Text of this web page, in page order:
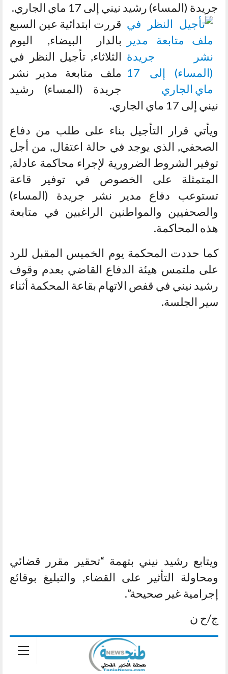
جريدة (المساء) رشيد نيني إلى 17 ماي الجاري.
قررت ابتدائية عين السبع
بالدار البيضاء, اليوم
الثلاثاء, تأجيل النظر في
ملف متابعة مدير نشر
جريدة (المساء) رشيد
نيني إلى 17 ماي الجاري.
ويأتي قرار التأجيل بناء على طلب من دفاع
الصحفي, الذي يوجد في حالة اعتقال, من أجل
توفير الشروط الضرورية لإجراء محاكمة عادلة,
المتمثلة على الخصوص في توفير قاعة
تستوعب دفاع مدير نشر جريدة (المساء)
والصحفيين والمواطنين الراغبين في متابعة
هذه المحاكمة.
كما حددت المحكمة يوم الخميس المقبل للرد
على ملتمس هيئة الدفاع القاضي بعدم وقوف
رشيد نيني في قفص الاتهام بقاعة المحكمة أثناء
سير الجلسة.
ويتابع رشيد نيني بتهمة “تحقير مقرر قضائي
ومحاولة التأثير على القضاء, والتبليغ بوقائع
إجرامية غير صحيحة”.
ج/ح ن